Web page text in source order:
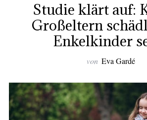
Studie klärt auf:
Großeltern
Enkelkinder
von Eva Gardé